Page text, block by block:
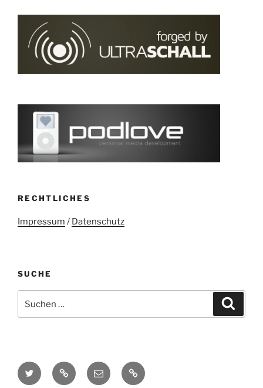
RECHTLICHES
Impressum / Datenschutz
SUCHE
nach:
Twitter Mastodon
E-
Mail
Kontakt